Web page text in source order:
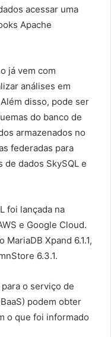
acessar uma
Apache
já vem com
análises em
disso, pode ser
do banco de
armazenados no
federadas para
dados SkySQL e
foi lançada na
e Google Cloud.
Xpand 6.1.1,
6.3.1.
o serviço de
podem obter
o que foi informado